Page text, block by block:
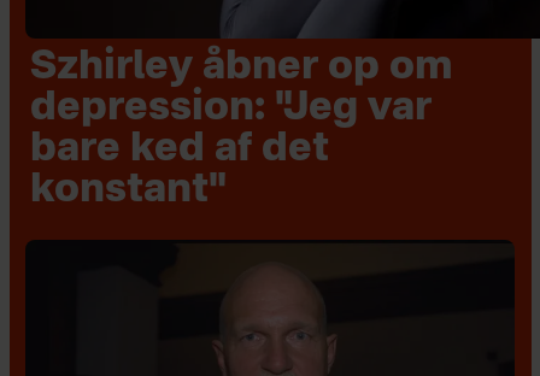
Szhirley åbner op om
depression: "Jeg var
bare ked af det
konstant"